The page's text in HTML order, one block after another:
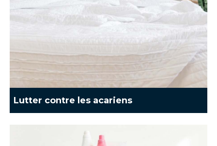
Lutter contre les acariens